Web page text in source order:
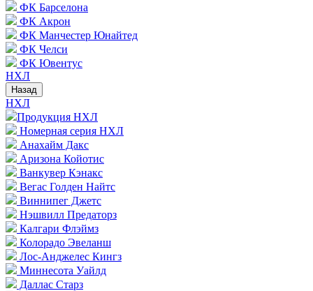
ФК Барселона
ФК Акрон
ФК Манчестер Юнайтед
ФК Челси
ФК Ювентус
НХЛ
Назад
НХЛ
Продукция НХЛ
Номерная серия НХЛ
Анахайм Дакс
Аризона Койотис
Ванкувер Кэнакс
Вегас Голден Найтс
Виннипег Джетс
Нэшвилл Предаторз
Калгари Флэймз
Колорадо Эвеланш
Лос-Анджелес Кингз
Миннесота Уайлд
Даллас Старз